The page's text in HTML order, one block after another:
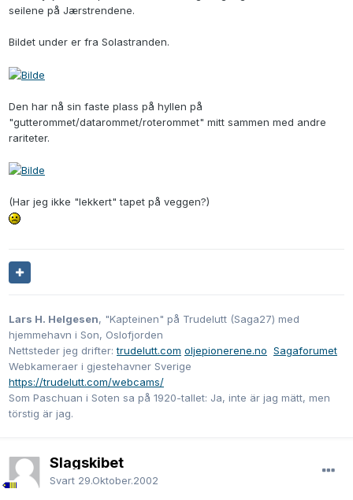
seilene på Jærstrendene.
Bildet under er fra Solastranden.
Den har nå sin faste plass på hyllen på
"gutterommet/datarommet/roterommet" mitt sammen med andre
rariteter.
(Har jeg ikke "lekkert" tapet på veggen?)
Lars H. Helgesen, "Kapteinen" på Trudelutt (Saga27) med
hjemmehavn i Son, Oslofjorden
Nettsteder jeg drifter:trudelutt.com oljepionerene.no Sagaforumet
Webkameraer i gjestehavner Sverige
https://trudelutt.com/webcams/
Som Paschuan i Soten sa på 1920-tallet: Ja, inte är jag mätt, men
törstig är jag.
Slagskibet
Svart 29.Oktober.2002